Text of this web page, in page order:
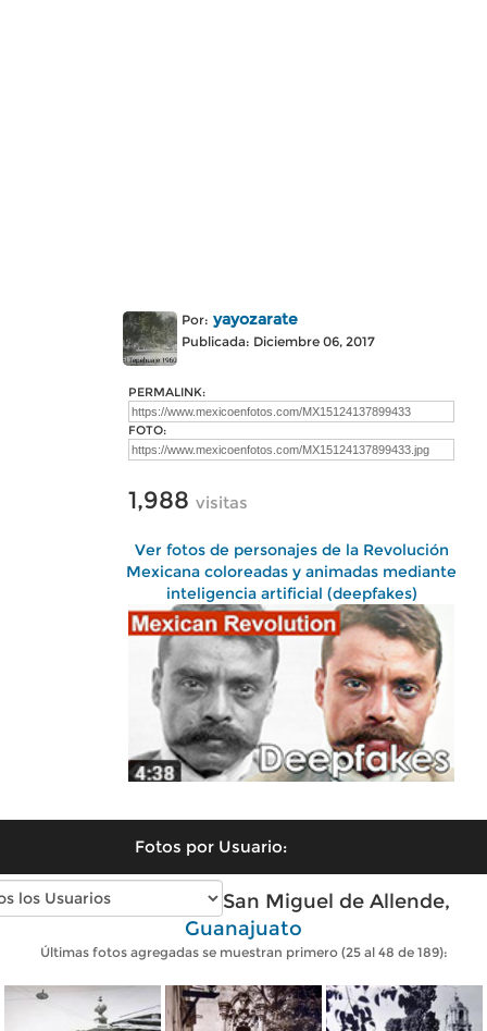
Por: yayozarate
Publicada: Diciembre 06, 2017
PERMALINK:
FOTO:
1,988 visitas
Ver fotos de personajes de la Revolución
Mexicana coloreadas y animadas mediante
inteligencia artificial (deepfakes)
Fotos por Usuario:
Fotos antiguas de San Miguel de Allende,
Guanajuato
Últimas fotos agregadas se muestran primero (25 al 48 de 189):